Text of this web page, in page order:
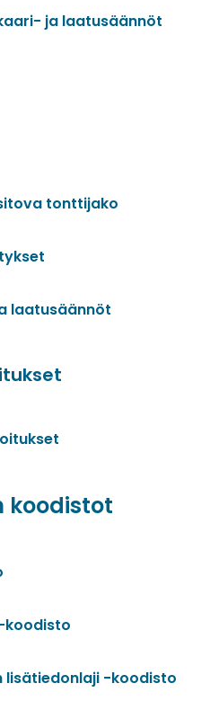
ja laatusäännöt
tonttijako
laatusäännöt
koodistot
koodisto
lisätiedonlaji -koodisto